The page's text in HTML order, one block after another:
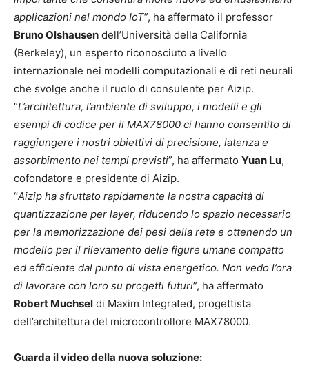
applicazioni nel mondo IoT”, ha affermato il professor
Bruno Olshausen dell’Università della California
(Berkeley), un esperto riconosciuto a livello
internazionale nei modelli computazionali e di reti neurali
che svolge anche il ruolo di consulente per Aizip.
“L’architettura, l’ambiente di sviluppo, i modelli e gli
esempi di codice per il MAX78000 ci hanno consentito di
raggiungere i nostri obiettivi di precisione, latenza e
assorbimento nei tempi previsti”, ha affermato Yuan Lu,
cofondatore e presidente di Aizip.
“Aizip ha sfruttato rapidamente la nostra capacità di
quantizzazione per layer, riducendo lo spazio necessario
per la memorizzazione dei pesi della rete e ottenendo un
modello per il rilevamento delle figure umane compatto
ed efficiente dal punto di vista energetico. Non vedo l’ora
di lavorare con loro su progetti futuri”, ha affermato
Robert Muchsel di Maxim Integrated, progettista
dell’architettura del microcontrollore MAX78000.
Guarda il video della nuova soluzione: